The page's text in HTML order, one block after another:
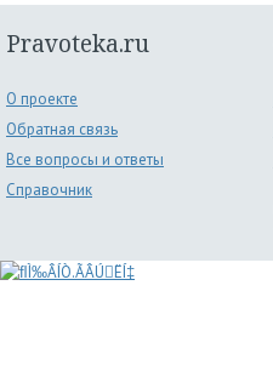
Pravoteka.ru
О проекте
Обратная связь
Все вопросы и ответы
Справочник